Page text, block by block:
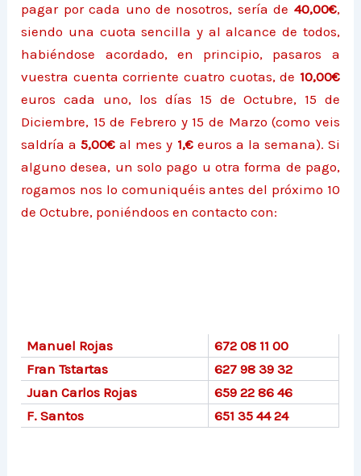
pagar por cada uno de nosotros, sería de 40,00€,
siendo una cuota sencilla y al alcance de todos,
habiéndose acordado, en principio, pasaros a
vuestra cuenta corriente cuatro cuotas, de 10,00€
euros cada uno, los días 15 de Octubre, 15 de
Diciembre, 15 de Febrero y 15 de Marzo (como veis
saldría a5,00€ al mes y 1,€euros a la semana). Si
alguno desea, un solo pago u otra forma de pago,
rogamos nos lo comuniquéis antes del próximo 10
de Octubre, poniéndoos en contacto con:
Manuel Rojas
672 08 11 00
Fran Tstartas
627 98 39 32
Juan Carlos Rojas
659 22 86 46
F. Santos
651 35 44 24